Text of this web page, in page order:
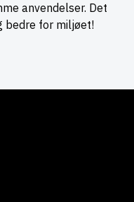
anvendelser. Det
bedre for miljøet!